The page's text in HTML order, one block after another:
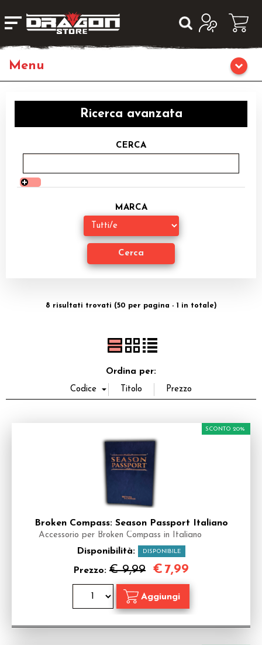
Giochi da Tavolo
Librigame
Fumetti & Romanzi
Giochi di Carte Collezionabili
Accessori
Ricerca avanzata
CERCA
MARCA
8 risultati trovati (50 per pagina - 1 in totale)
Ordina per:
Broken Compass: Season Passport Italiano
Accessorio per Broken Compass in Italiano
Disponibilità: DISPONIBILE
Prezzo: € 9,99
SCONTO 20%
€ 7,99